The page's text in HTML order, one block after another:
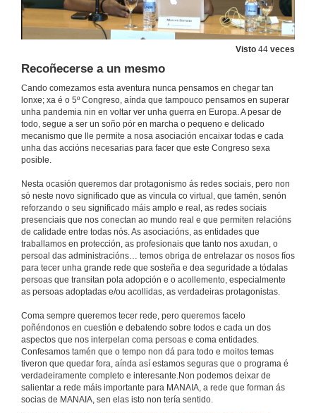
Visto 44 veces
Recoñecerse a un mesmo
Cando comezamos esta aventura nunca pensamos en chegar tan
lonxe; xa é o 5º Congreso, aínda que tampouco pensamos en superar
unha pandemia nin en voltar ver unha guerra en Europa. A pesar de
todo, segue a ser un soño pór en marcha o pequeno e delicado
mecanismo que lle permite a nosa asociación encaixar todas e cada
unha das accións necesarias para facer que este Congreso sexa
posible.
Nesta ocasión queremos dar protagonismo ás redes sociais, pero non
só neste novo significado que as vincula co virtual, que tamén, senón
reforzando o seu significado máis amplo e real, as redes sociais
presenciais que nos conectan ao mundo real e que permiten relacións
de calidade entre todas nós. As asociacións, as entidades que
traballamos en protección, as profesionais que tanto nos axudan, o
persoal das administracións… temos obriga de entrelazar os nosos fíos
para tecer unha grande rede que sosteña e dea seguridade a tódalas
persoas que transitan pola adopción e o acollemento, especialmente
as persoas adoptadas e/ou acollidas, as verdadeiras protagonistas.
Coma sempre queremos tecer rede, pero queremos facelo
poñéndonos en cuestión e debatendo sobre todos e cada un dos
aspectos que nos interpelan coma persoas e coma entidades.
Confesamos tamén que o tempo non dá para todo e moitos temas
tiveron que quedar fora, aínda así estamos seguras que o programa é
verdadeiramente completo e interesante.Non podemos deixar de
salientar a rede máis importante para MANAIA, a rede que forman ás
socias de MANAIA, sen elas isto non tería sentido.
A busca de familias acolledoras. Cales son as claves? Turno de Preguntas
29 de set. de 2023
2031, ningunha crianza menor de 10 anos en acollemento residencial. Realidade o ficción?
11 de out. de 2023
Acollemento residencial para a transición á vida adulta no Programa Mentor
11 de out. de 2023
Os temidos 18 anos. Turno de preguntas